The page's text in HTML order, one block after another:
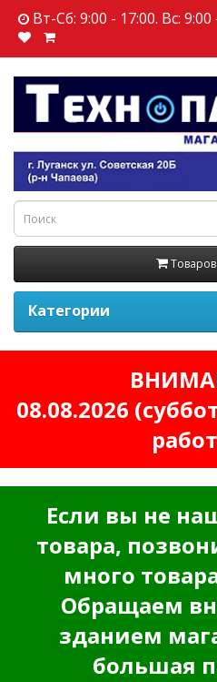
Вт-Сб: 9:00 - 17:00. Вс: 9:00
Категории
08.08.2026
Если вы не
товара,
много
Обращаем
зданием
большая